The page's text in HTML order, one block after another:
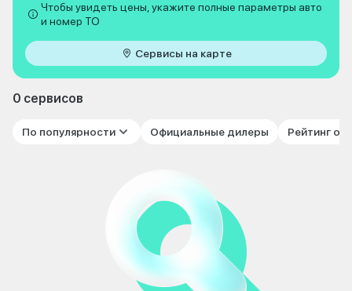
Чтобы увидеть цены, укажите полные параметры авто
и номер ТО
Сервисы на карте
0 сервисов
По популярности Официальные дилеры Рейтинг